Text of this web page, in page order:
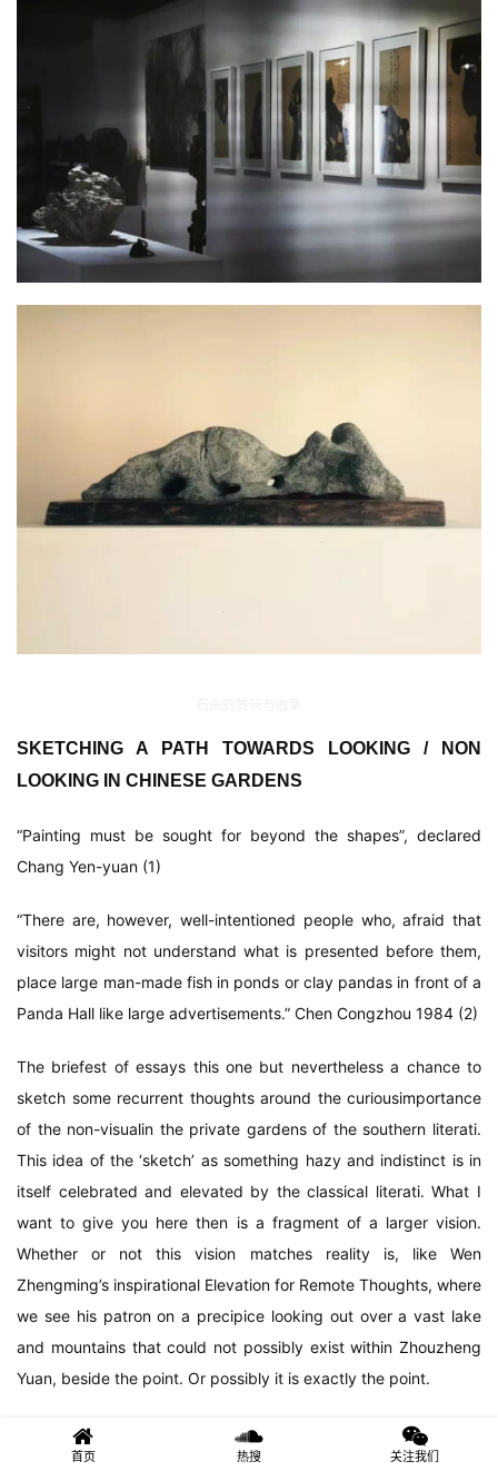
SKETCHING A PATH TOWARDS LOOKING / NON
LOOKING IN CHINESE GARDENS
“Painting must be sought for beyond the shapes”, declared
Chang Yen-yuan (1)
“There are, however, well-intentioned people who, afraid that
visitors might not understand what is presented before them,
place large man-made fish in ponds or clay pandas in front of a
Panda Hall like large advertisements.” Chen Congzhou 1984 (2)
The briefest of essays this one but nevertheless a chance to
sketch some recurrent thoughts around the curiousimportance
of the non-visualin the private gardens of the southern literati.
This idea of the ‘sketch’ as something hazy and indistinct is in
itself celebrated and elevated by the classical literati. What I
want to give you here then is a fragment of a larger vision.
Whether or not this vision matches reality is, like Wen
Zhengming’s inspirational Elevation for Remote Thoughts, where
we see his patron on a precipice looking out over a vast lake
and mountains that could not possibly exist within Zhouzheng
Yuan, beside the point. Or possibly it is exactly the point.
The aesthetic qualities and devices of the gardens are well
established, the careful integration of architecture, stone,
首页 热搜 关注我们